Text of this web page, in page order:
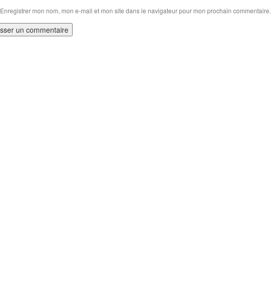
Enregistrer mon nom, mon e-mail et mon site dans le navigateur pour mon prochain commentaire.